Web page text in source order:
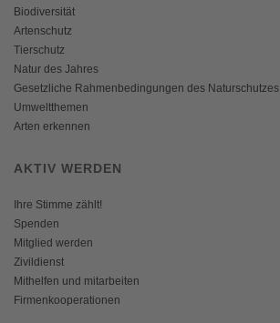
Biodiversität
Artenschutz
Tierschutz
Natur des Jahres
Gesetzliche Rahmenbedingungen des Naturschutzes
Umweltthemen
Arten erkennen
AKTIV WERDEN
Ihre Stimme zählt!
Spenden
Mitglied werden
Zivildienst
Mithelfen und mitarbeiten
Firmenkooperationen